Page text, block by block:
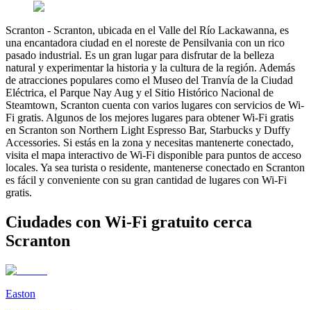
Scranton - Scranton, ubicada en el Valle del Río Lackawanna, es
una encantadora ciudad en el noreste de Pensilvania con un rico
pasado industrial. Es un gran lugar para disfrutar de la belleza
natural y experimentar la historia y la cultura de la región. Además
de atracciones populares como el Museo del Tranvía de la Ciudad
Eléctrica, el Parque Nay Aug y el Sitio Histórico Nacional de
Steamtown, Scranton cuenta con varios lugares con servicios de Wi-
Fi gratis. Algunos de los mejores lugares para obtener Wi-Fi gratis
en Scranton son Northern Light Espresso Bar, Starbucks y Duffy
Accessories. Si estás en la zona y necesitas mantenerte conectado,
visita el mapa interactivo de Wi-Fi disponible para puntos de acceso
locales. Ya sea turista o residente, mantenerse conectado en Scranton
es fácil y conveniente con su gran cantidad de lugares con Wi-Fi
gratis.
Ciudades con Wi-Fi gratuito cerca
Scranton
Easton